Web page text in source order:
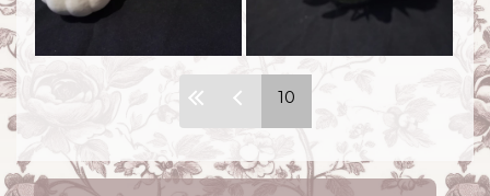
10